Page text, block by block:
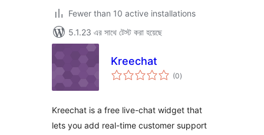
Fewer than 10 active installations
5.1.23 এর সাথে টেস্ট করা হয়েছে
Kreechat
(0total
ratings
)
Kreechat is a free live-chat widget that
lets you add real-time customer support